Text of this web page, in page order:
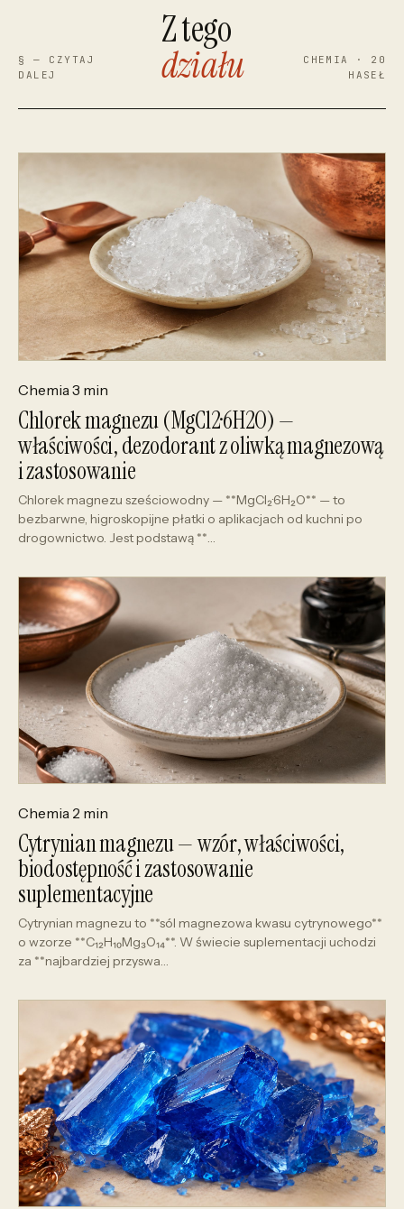
§ — CZYTAJ
DALEJ
Z tego
działu
CHEMIA · 20
HASEŁ
Chemia 3 min
Chlorek magnezu (MgCl2·6H2O) —
właściwości, dezodorant z oliwką magnezową
i zastosowanie
Chlorek magnezu sześciowodny — **MgCl₂·6H₂O** — to
bezbarwne, higroskopijne płatki o aplikacjach od kuchni po
drogownictwo. Jest podstawą **…
Chemia 2 min
Cytrynian magnezu — wzór, właściwości,
biodostępność i zastosowanie
suplementacyjne
Cytrynian magnezu to **sól magnezowa kwasu cytrynowego**
o wzorze **C₁₂H₁₀Mg₃O₁₄**. W świecie suplementacji uchodzi
za **najbardziej przyswa…